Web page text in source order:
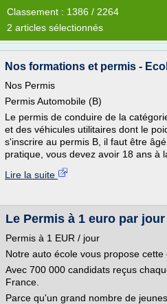
Classement : 1386 / 2264
2 articles sélectionnés
Nos formations et permis -
Nos Permis
Permis Automobile (B)
Le permis de conduire de la
et des véhicules utilitaires dont le
s'inscrire au permis B, il faut être
pratique, vous devez avoir 18 ans à
Lire la suite
Le Permis à 1 euro par
Permis à 1 EUR / jour
Notre auto école vous propose
Avec 700 000 candidats reçus
France.
Parce qu'un grand nombre de